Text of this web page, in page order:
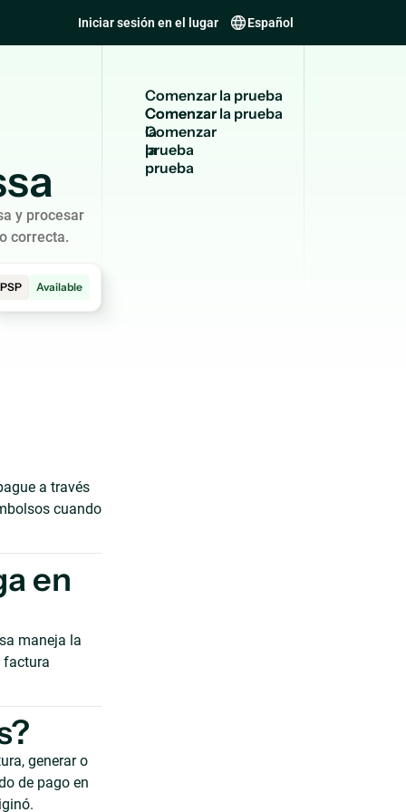
Iniciar sesión en el lugar Español
Comenzarla prueba
Comenzar
la
prueba
y procesar
correcta.
PSP Available
a través
cuando
en
maneja la
factura
generar o
de pago en